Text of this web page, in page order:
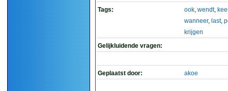
Tags:
ook, wendt,
wanneer, last,
krijgen
Gelijkluidende vragen:
Geplaatst door: akoe